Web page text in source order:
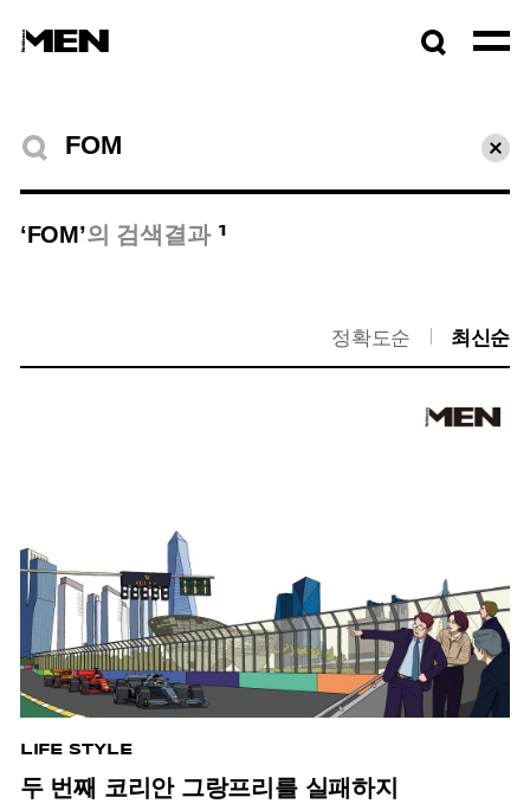
검색결과
초기
‘FOM’의 검색결과 1
정확도순 최신순
LIFE STYLE
두 번째 코리안 그랑프리를 실패하지